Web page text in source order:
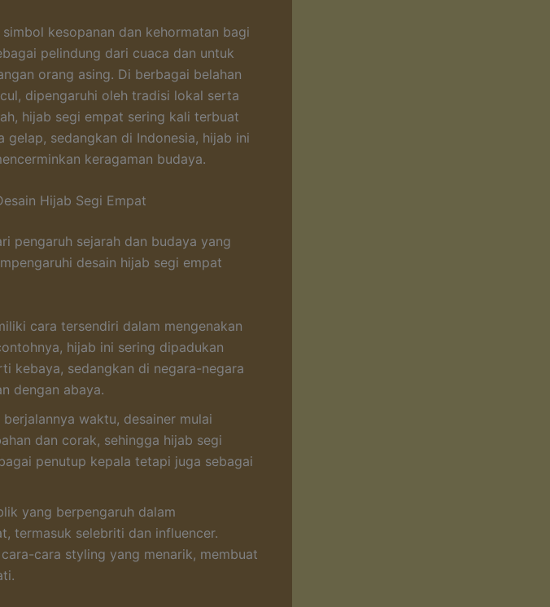
kesopanan dan kehormatan bagi
pelindung dari cuaca dan untuk
orang asing. Di berbagai belahan
dipengaruhi oleh tradisi lokal serta
hijab segi empat sering kali terbuat
sedangkan di Indonesia, hijab ini
keragaman budaya.
Hijab Segi Empat
pengaruh sejarah dan budaya yang
desain hijab segi empat
cara tersendiri dalam mengenakan
hijab ini sering dipadukan
kebaya, sedangkan di negara-negara
dengan abaya.
berjalannya waktu, desainer mulai
dan corak, sehingga hijab segi
penutup kepala tetapi juga sebagai
yang berpengaruh dalam
termasuk selebriti dan influencer.
cara styling yang menarik, membuat